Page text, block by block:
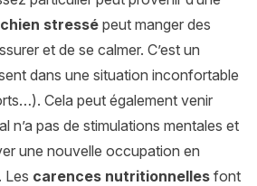
chien stressé peut manger des
et de se calmer. C’est un
dans une situation inconfortable
Cela peut également venir
n’a pas de stimulations mentales et
une nouvelle occupation en
Les carences nutritionnelles font